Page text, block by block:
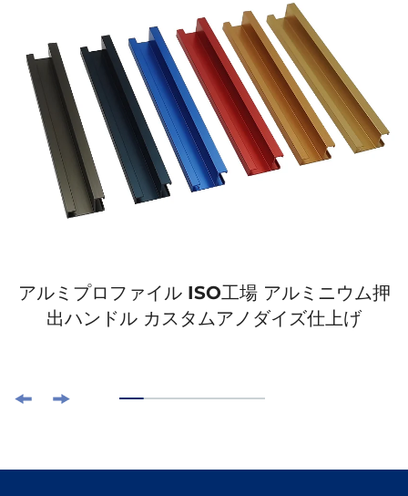
アルミプロファイル ISO工場 アルミニウム押
出ハンドル カスタムアノダイズ仕上げ